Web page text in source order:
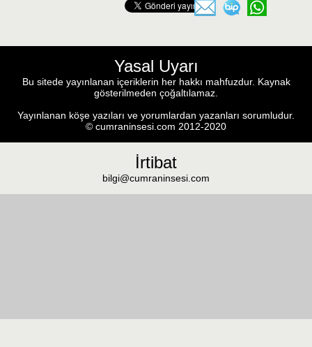
Yasal Uyarı
Bu sitede yayınlanan içeriklerin her hakkı mahfuzdur. Kaynak
gösterilmeden çoğaltılamaz.
Yayınlanan köşe yazıları ve yorumlardan yazanları sorumludur.
© cumraninsesi.com 2012-2020
İrtibat
bilgi@cumraninsesi.com